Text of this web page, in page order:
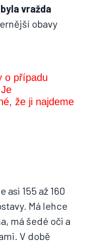
vražda
obavy
o případu
že ji najdeme
asi 155 až 160
Má lehce
má šedé oči a
V době